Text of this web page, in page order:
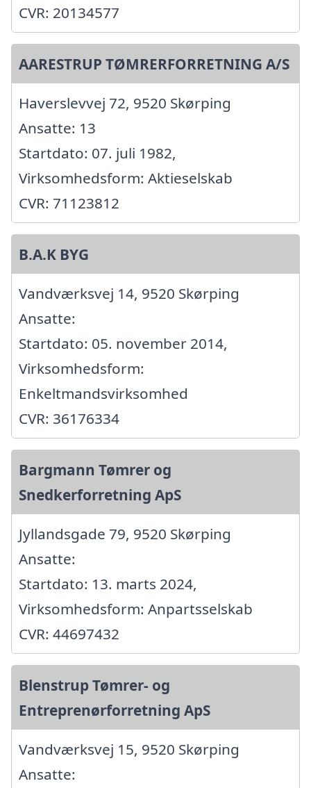
CVR: 20134577
AARESTRUP TØMRERFORRETNING A/S
Haverslevvej 72, 9520 Skørping
Ansatte: 13
Startdato: 07. juli 1982,
Virksomhedsform: Aktieselskab
CVR: 71123812
B.A.K BYG
Vandværksvej 14, 9520 Skørping
Ansatte:
Startdato: 05. november 2014,
Virksomhedsform:
Enkeltmandsvirksomhed
CVR: 36176334
Bargmann Tømrer og
Snedkerforretning ApS
Jyllandsgade 79, 9520 Skørping
Ansatte:
Startdato: 13. marts 2024,
Virksomhedsform: Anpartsselskab
CVR: 44697432
Blenstrup Tømrer- og
Entreprenørforretning ApS
Vandværksvej 15, 9520 Skørping
Ansatte: